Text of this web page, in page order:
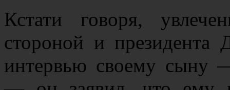
Кстати говоря,
стороной и
интервью своему сыну